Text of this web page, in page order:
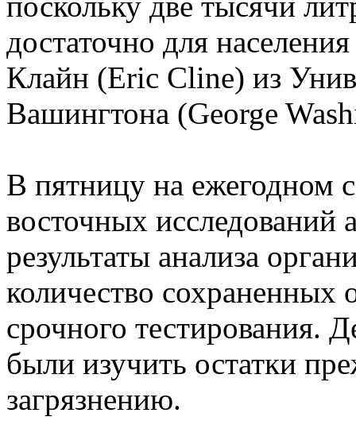
достаточно для
Клайн (Eric Cline) из
Вашингтона (George
В пятницу на ежегодном
восточных исследований
результаты анализа
количество сохраненных
срочного тестирования.
были изучить остатки
загрязнению.